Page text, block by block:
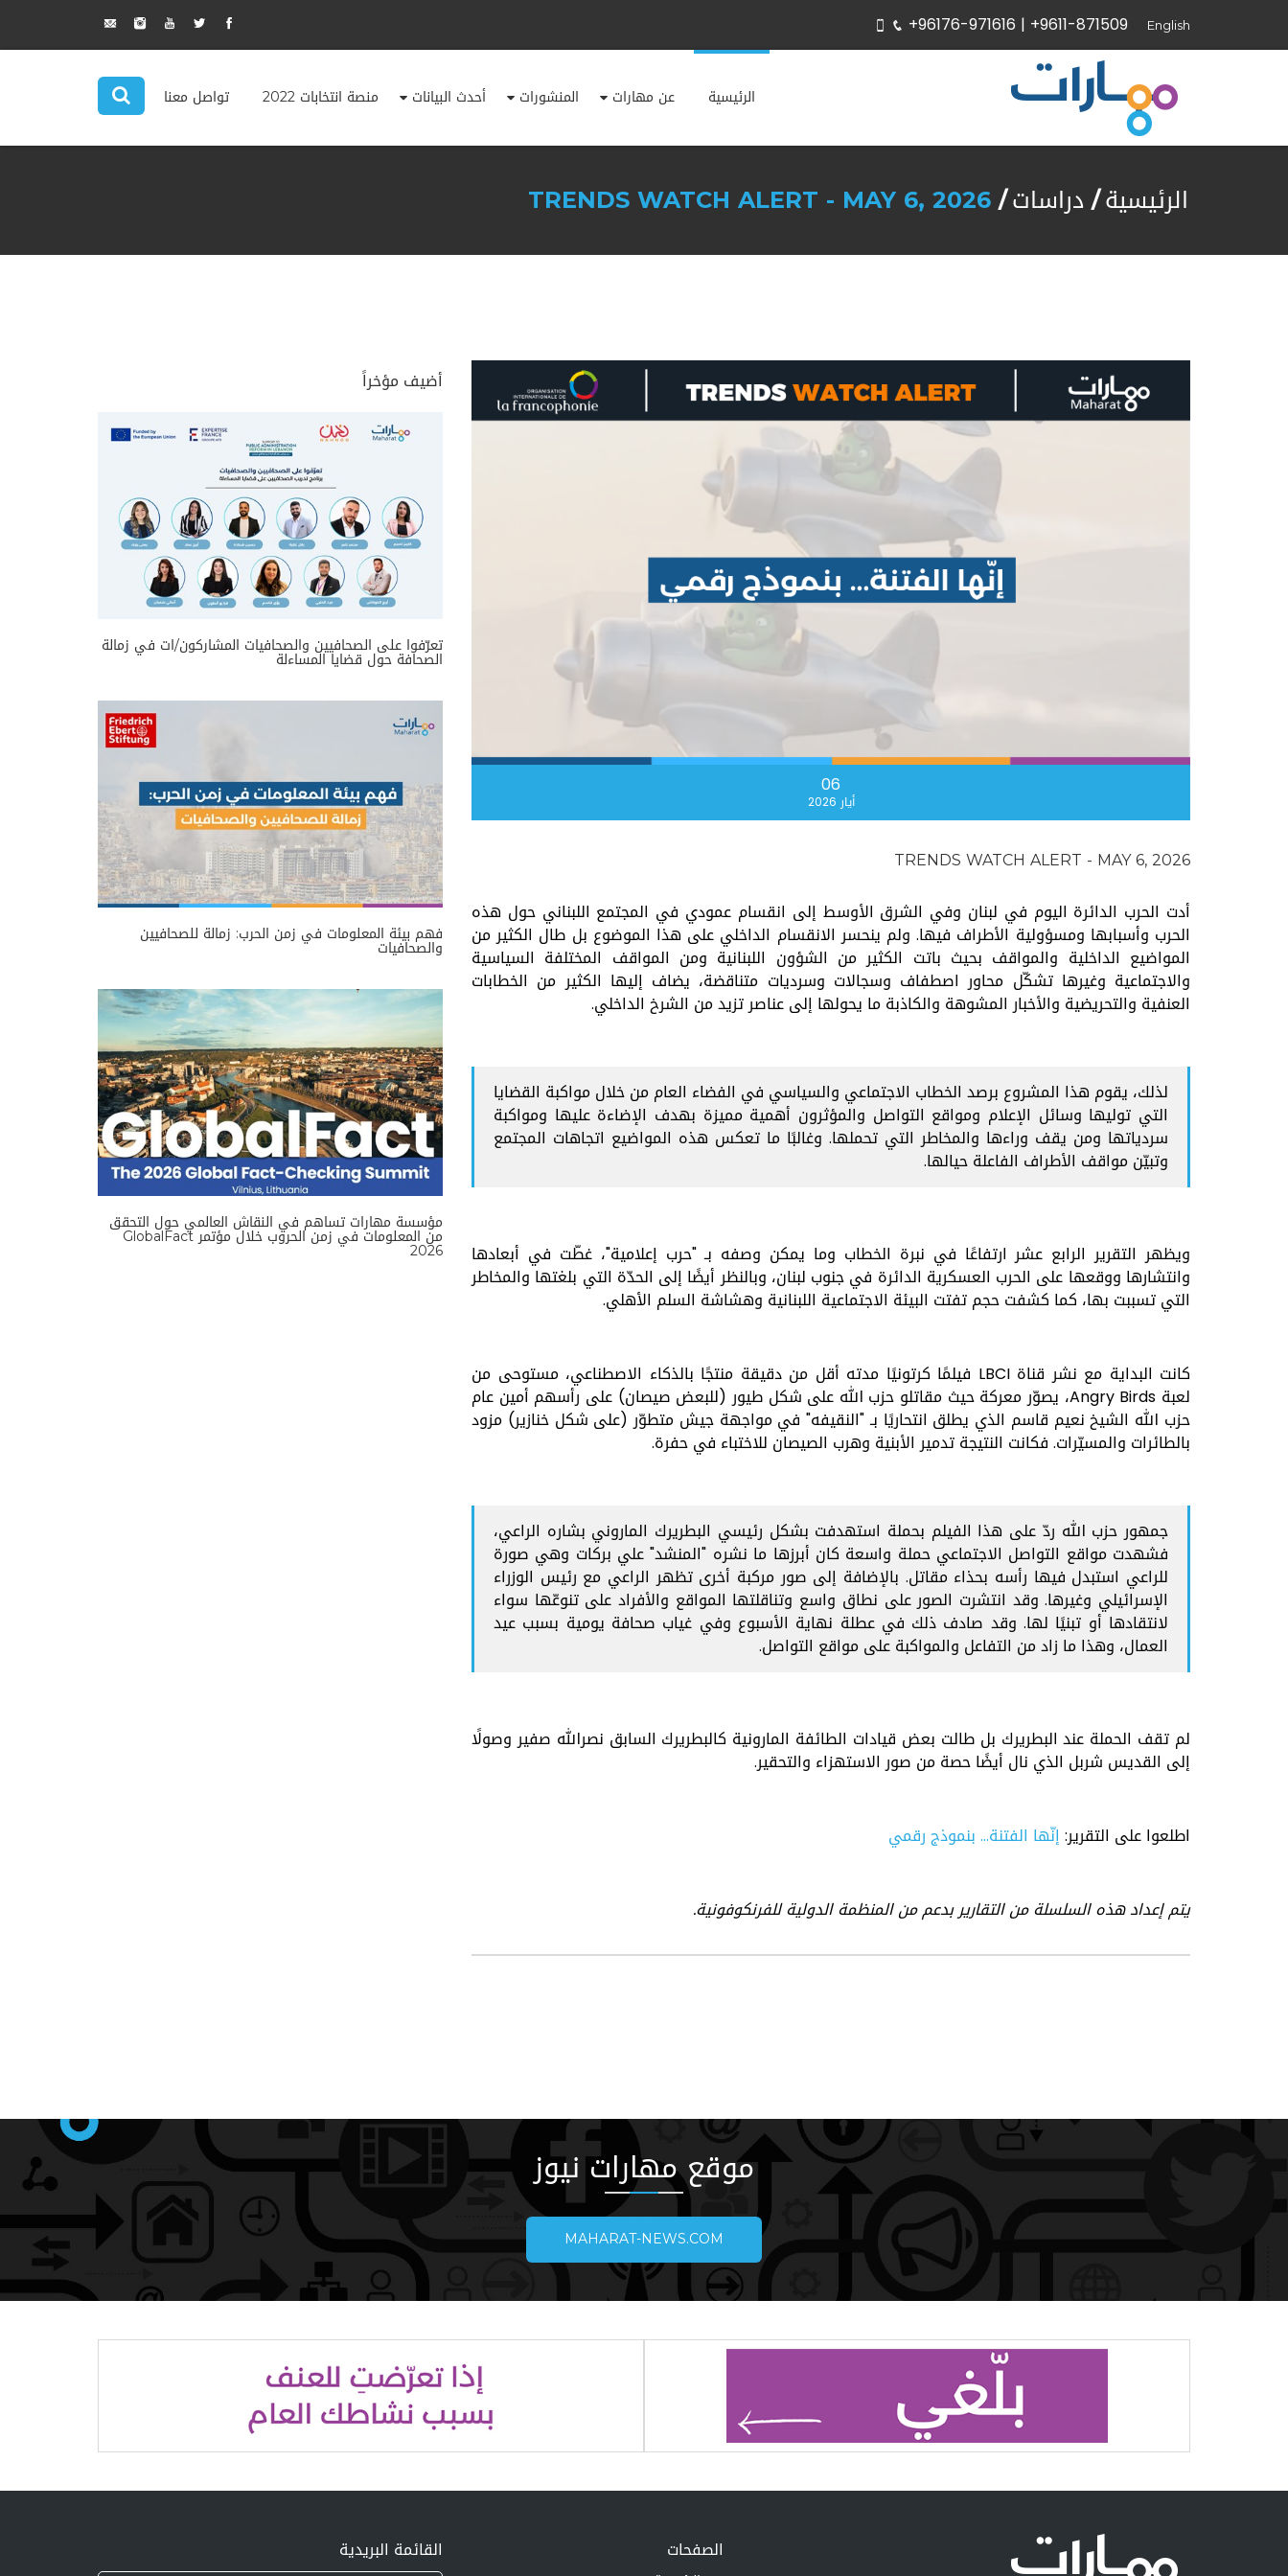
English
+96176-971616 | +9611-871509
الرئيسية عن مهارات المنشورات أحدث البيانات منصة انتخابات 2022 تواصل معنا
الرئيسية دراسات TRENDS WATCH ALERT - MAY 6, 2026
06
أيار 2026
TRENDS WATCH ALERT - MAY 6, 2026
أدت الحرب الدائرة اليوم في لبنان وفي الشرق الأوسط إلى انقسام عمودي في المجتمع اللبناني حول هذه
الحرب وأسبابها ومسؤولية الأطراف فيها. ولم ينحسر الانقسام الداخلي على هذا الموضوع بل طال الكثير من
المواضيع الداخلية والمواقف بحيث باتت الكثير من الشؤون اللبنانية ومن المواقف المختلفة السياسية
والاجتماعية وغيرها تشكّل محاور اصطفاف وسجالات وسرديات متناقضة، يضاف إليها الكثير من الخطابات
العنفية والتحريضية والأخبار المشوهة والكاذبة ما يحولها إلى عناصر تزيد من الشرخ الداخلي.
لذلك، يقوم هذا المشروع برصد الخطاب الاجتماعي والسياسي في الفضاء العام من خلال مواكبة القضايا
التي توليها وسائل الإعلام ومواقع التواصل والمؤثرون أهمية مميزة بهدف الإضاءة عليها ومواكبة
سردياتها ومن يقف وراءها والمخاطر التي تحملها. وغالبًا ما تعكس هذه المواضيع اتجاهات المجتمع
وتبيّن مواقف الأطراف الفاعلة حيالها.
ويظهر التقرير الرابع عشر ارتفاعًا في نبرة الخطاب وما يمكن وصفه بـ "حرب إعلامية"، غطّت في أبعادها
وانتشارها ووقعها على الحرب العسكرية الدائرة في جنوب لبنان، وبالنظر أيضًا إلى الحدّة التي بلغتها والمخاطر
التي تسببت بها، كما كشفت حجم تفتت البيئة الاجتماعية اللبنانية وهشاشة السلم الأهلي.
كانت البداية مع نشر قناة LBCI فيلمًا كرتونيًا مدته أقل من دقيقة منتجًا بالذكاء الاصطناعي، مستوحى من
لعبة Angry Birds، يصوّر معركة حيث مقاتلو حزب الله على شكل طيور (للبعض صيصان) على رأسهم أمين عام
حزب الله الشيخ نعيم قاسم الذي يطلق انتحاريًا بـ "النقيفه" في مواجهة جيش متطوّر (على شكل خنازير) مزود
بالطائرات والمسيّرات. فكانت النتيجة تدمير الأبنية وهرب الصيصان للاختباء في حفرة.
جمهور حزب الله ردّ على هذا الفيلم بحملة استهدفت بشكل رئيسي البطريرك الماروني بشاره الراعي،
فشهدت مواقع التواصل الاجتماعي حملة واسعة كان أبرزها ما نشره "المنشد" علي بركات وهي صورة
للراعي استبدل فيها رأسه بحذاء مقاتل. بالإضافة إلى صور مركبة أخرى تظهر الراعي مع رئيس الوزراء
الإسرائيلي وغيرها. وقد انتشرت الصور على نطاق واسع وتناقلتها المواقع والأفراد على تنوعّها سواء
لانتقادها أو تبنيًا لها. وقد صادف ذلك في عطلة نهاية الأسبوع وفي غياب صحافة يومية بسبب عيد
العمال، وهذا ما زاد من التفاعل والمواكبة على مواقع التواصل.
لم تقف الحملة عند البطريرك بل طالت بعض قيادات الطائفة المارونية كالبطريرك السابق نصرالله صفير وصولًا
إلى القديس شربل الذي نال أيضًا حصة من صور الاستهزاء والتحقير.
اطلعوا على التقرير:إنّها الفتنة... بنموذج رقمي
يتم إعداد هذه السلسلة من التقارير بدعم من المنظمة الدولية للفرنكوفونية.
أضيف مؤخراً
تعرّفوا على الصحافيين والصحافيات المشاركون/ات في زمالة
الصحافة حول قضايا المساءلة
فهم بيئة المعلومات في زمن الحرب: زمالة للصحافيين
والصحافيات
مؤسسة مهارات تساهم في النقاش العالمي حول التحقق
من المعلومات في زمن الحروب خلال مؤتمر GlobalFact
2026
موقع مهارات نيوز
MAHARAT-NEWS.COM
الصفحات القائمة البريدية